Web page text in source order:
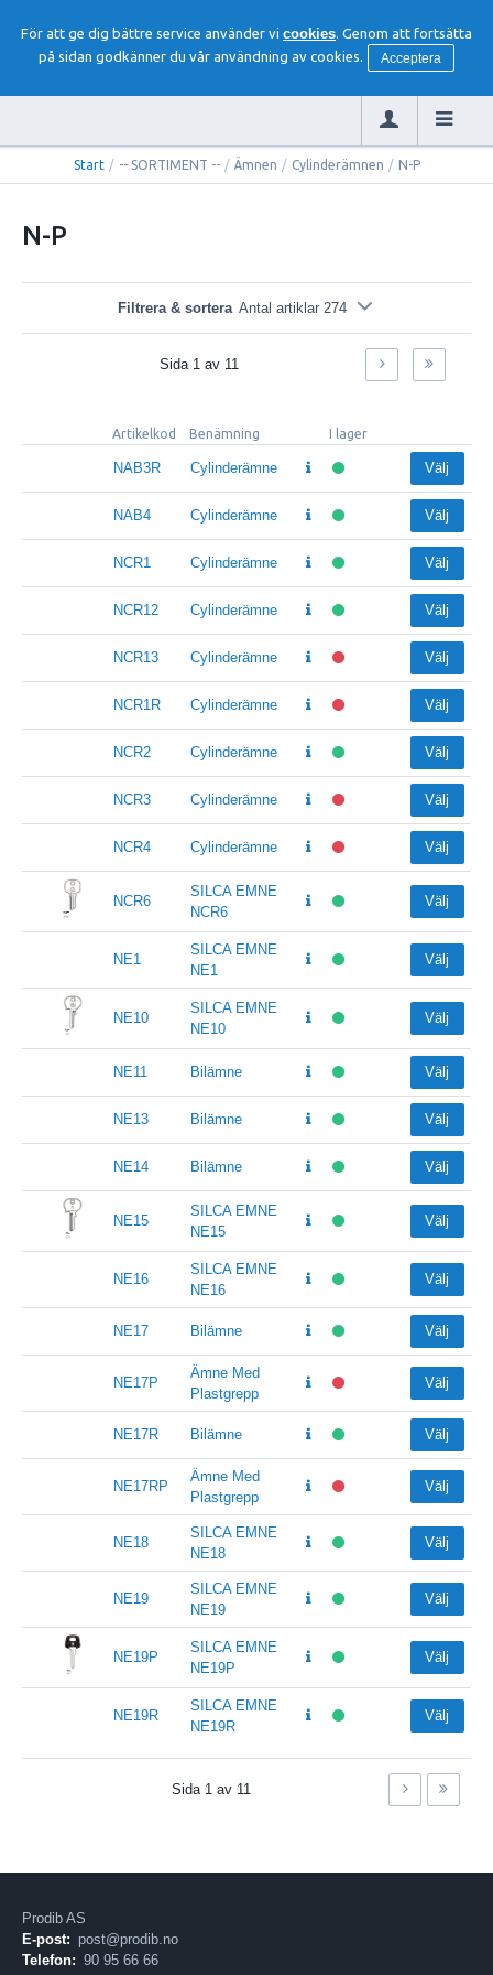
För att ge dig bättre service använder vi cookies. Genom att fortsätta
på sidan godkänner du vår användning av cookies.
Acceptera
Start / -- SORTIMENT -- / Ämnen / Cylinderämnen / N-P
N-P
Filtrera & sortera Antal artiklar 274
Sida 1 av 11
Artikelkod Benämning I lager
NAB3R Cylinderämne Välj
NAB4 Cylinderämne Välj
NCR1 Cylinderämne Välj
NCR12 Cylinderämne Välj
NCR13 Cylinderämne Välj
NCR1R Cylinderämne Välj
NCR2 Cylinderämne Välj
NCR3 Cylinderämne Välj
NCR4 Cylinderämne Välj
NCR6
SILCA EMNE
NCR6
Välj
NE1
SILCA EMNE
NE1
Välj
NE10
SILCA EMNE
NE10
Välj
NE11 Bilämne Välj
NE13 Bilämne Välj
NE14 Bilämne Välj
NE15
SILCA EMNE
NE15
Välj
NE16
SILCA EMNE
NE16
Välj
NE17 Bilämne Välj
NE17P
Ämne Med
Plastgrepp
Välj
NE17R Bilämne Välj
NE17RP
Ämne Med
Plastgrepp
Välj
NE18
SILCA EMNE
NE18
Välj
NE19
SILCA EMNE
NE19
Välj
NE19P
SILCA EMNE
NE19P
Välj
NE19R
SILCA EMNE
NE19R
Välj
Sida 1 av 11
Prodib AS
E-post: post@prodib.no
Telefon: 90 95 66 66